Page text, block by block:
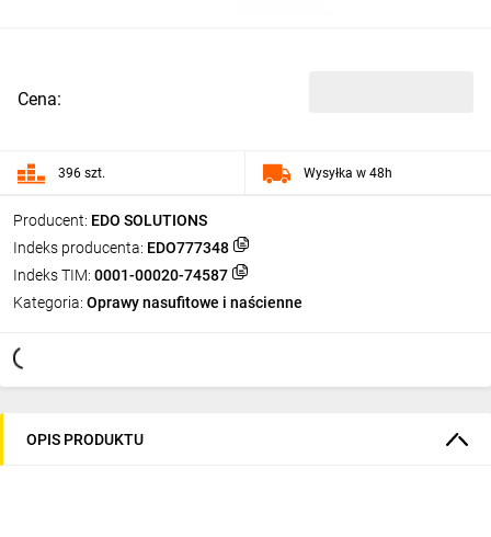
Producent: EDO SOLUTIONS
Indeks producenta: EDO777348
Indeks TIM: 0001-00020-74587
Kategoria: Oprawy nasufitowe i naścienne
Cena:
396 szt. Wysyłka w 48h
OPIS PRODUKTU